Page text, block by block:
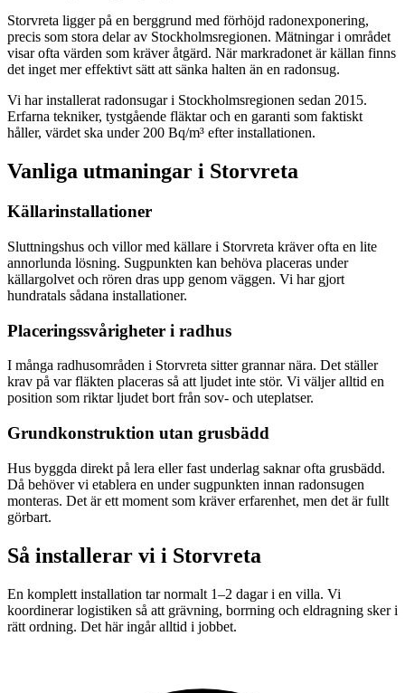
Storvreta ligger på en berggrund med förhöjd radonexponering,
precis som stora delar av Stockholmsregionen. Mätningar i området
visar ofta värden som kräver åtgärd. När markradonet är källan finns
det inget mer effektivt sätt att sänka halten än en radonsug.
Vi har installerat radonsugar i Stockholmsregionen sedan 2015.
Erfarna tekniker, tystgående fläktar och en garanti som faktiskt
håller, värdet ska under 200 Bq/m³ efter installationen.
Vanliga utmaningar i Storvreta
Källarinstallationer
Sluttningshus och villor med källare i Storvreta kräver ofta en lite
annorlunda lösning. Sugpunkten kan behöva placeras under
källargolvet och rören dras upp genom väggen. Vi har gjort
hundratals sådana installationer.
Placeringssvårigheter i radhus
I många radhusområden i Storvreta sitter grannar nära. Det ställer
krav på var fläkten placeras så att ljudet inte stör. Vi väljer alltid en
position som riktar ljudet bort från sov- och uteplatser.
Grundkonstruktion utan grusbädd
Hus byggda direkt på lera eller fast underlag saknar ofta grusbädd.
Då behöver vi etablera en under sugpunkten innan radonsugen
monteras. Det är ett moment som kräver erfarenhet, men det är fullt
görbart.
Så installerar vi i Storvreta
En komplett installation tar normalt 1–2 dagar i en villa. Vi
koordinerar logistiken så att grävning, borrning och eldragning sker i
rätt ordning. Det här ingår alltid i jobbet.